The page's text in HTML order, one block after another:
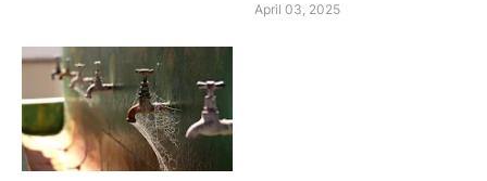
April 03, 2025